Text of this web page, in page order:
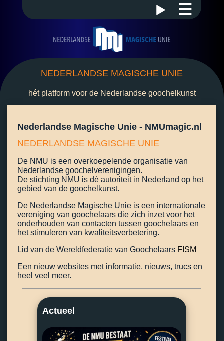
☰
NEDERLANDSE MAGISCHE UNIE
hét platform voor de Nederlandse goochelkunst
Nederlandse Magische Unie - NMUmagic.nl
NEDERLANDSE MAGISCHE UNIE
De NMU is een overkoepelende organisatie van
Nederlandse goochelverenigingen.
De stichting NMU is dé autoriteit in Nederland op het
gebied van de goochelkunst.
De Nederlandse Magische Unie is een internationale
vereniging van goochelaars die zich inzet voor het
onderhouden van contacten tussen goochelaars en
het stimuleren van kwaliteitsverbetering.
Lid van de Wereldfederatie van Goochelaars FISM
Een nieuw websites met informatie, nieuws, trucs en
heel veel meer.
Actueel